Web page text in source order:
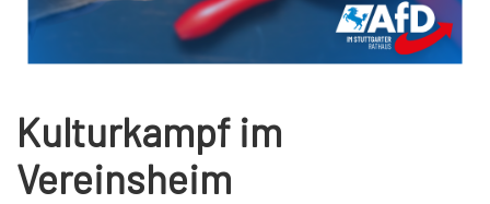
Kulturkampf im
Vereinsheim